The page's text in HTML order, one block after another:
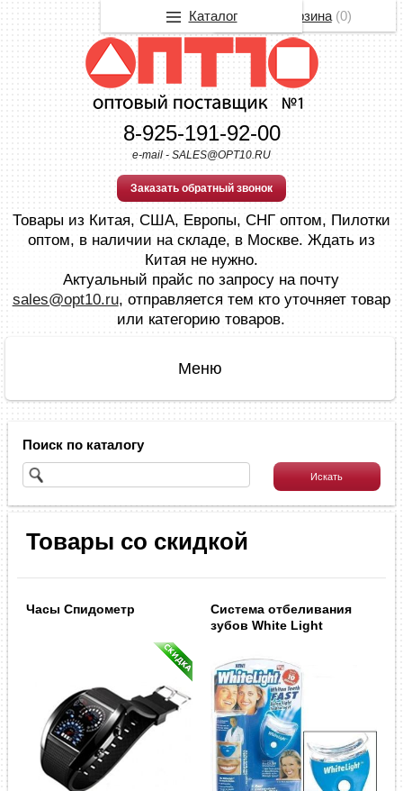
8-925-191-92-00
e-mail - SALES@OPT10.RU
Заказать обратный звонок
Товары из Китая, США, Европы, СНГ оптом, Пилотки
оптом, в наличии на складе, в Москве. Ждать из
Китая не нужно.
Актуальный прайс по запросу на почту
sales@opt10.ru, отправляется тем кто уточняет товар
или категорию товаров.
Поиск по каталогу
Товары со скидкой
Часы Спидометр
Система отбеливания
зубов White Light
Корзина(0)
Каталог